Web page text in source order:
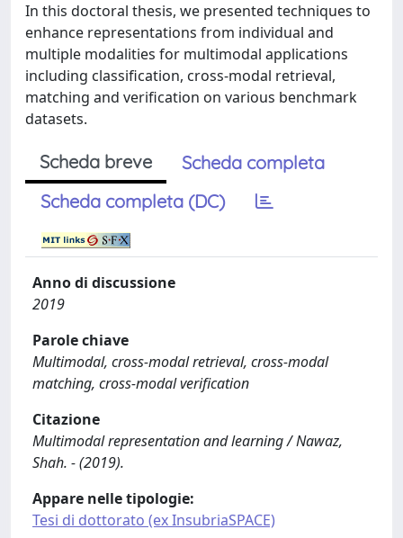
In this doctoral thesis, we presented techniques to
enhance representations from individual and
multiple modalities for multimodal applications
including classification, cross-modal retrieval,
matching and verification on various benchmark
datasets.
Scheda breve
Scheda completa
Scheda completa (DC)
Anno di discussione
2019
Parole chiave
Multimodal, cross-modal retrieval, cross-modal
matching, cross-modal verification
Citazione
Multimodal representation and learning / Nawaz,
Shah. - (2019).
Appare nelle tipologie:
Tesi di dottorato (ex InsubriaSPACE)